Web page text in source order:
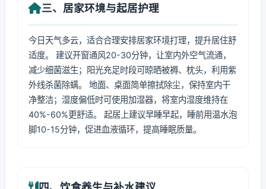
三、居家环境与起居护理
今日天气多云，适合合理安排居家环境打理，提升居住舒
适度。 建议开窗通风20-30分钟，让室内外空气流通，
减少细菌滋生；阳光充足时段可晾晒被褥、枕头，利用紫
外线杀菌除螨。 地面、桌面简单擦拭除尘，保持室内干
净整洁；湿度偏低时可使用加湿器，将室内湿度维持在
40%-60%更舒适。 起居上建议早睡早起，睡前用温水泡
脚10-15分钟，促进血液循环，提高睡眠质量。